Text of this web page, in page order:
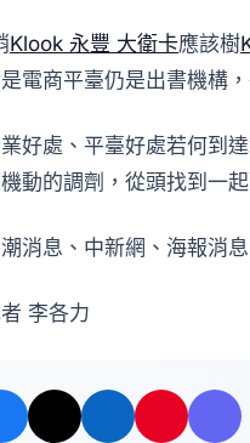
Klook 永豐 大衛卡應該樹
電商平臺仍是出書機構
好處、平臺好處若何到
動的調劑，從頭找到一
潮消息、中新網、海報消
李各力